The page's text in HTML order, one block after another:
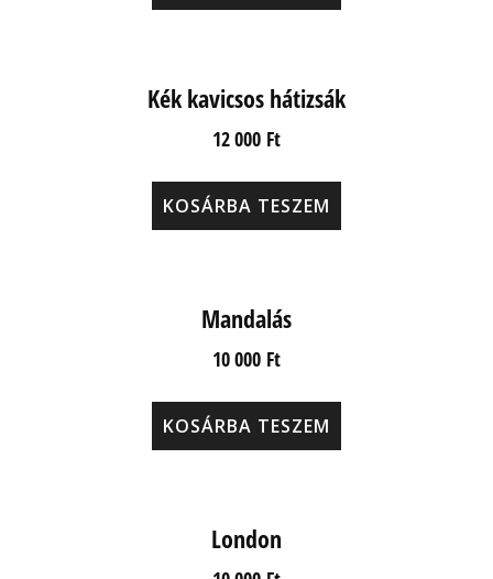
Kék kavicsos hátizsák
12 000 Ft
KOSÁRBA TESZEM
Mandalás
10 000 Ft
KOSÁRBA TESZEM
London